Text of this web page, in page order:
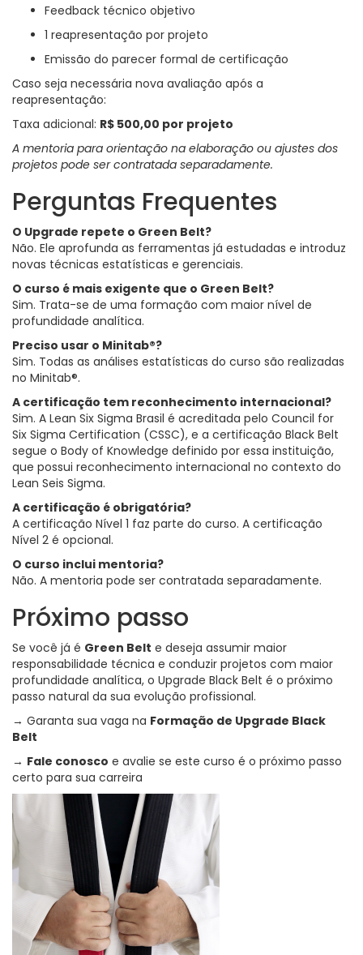
Feedback técnico objetivo
1 reapresentação por projeto
Emissão do parecer formal de certificação
Caso seja necessária nova avaliação após a
reapresentação:
Taxa adicional: R$ 500,00 por projeto
A mentoria para orientação na elaboração ou ajustes dos
projetos pode ser contratada separadamente.
Perguntas Frequentes
O Upgrade repete o Green Belt?
Não. Ele aprofunda as ferramentas já estudadas e introduz
novas técnicas estatísticas e gerenciais.
O curso é mais exigente que o Green Belt?
Sim. Trata-se de uma formação com maior nível de
profundidade analítica.
Preciso usar o Minitab®?
Sim. Todas as análises estatísticas do curso são realizadas
no Minitab®.
A certificação tem reconhecimento internacional?
Sim. A Lean Six Sigma Brasil é acreditada pelo Council for
Six Sigma Certification (CSSC), e a certificação Black Belt
segue o Body of Knowledge definido por essa instituição,
que possui reconhecimento internacional no contexto do
Lean Seis Sigma.
A certificação é obrigatória?
A certificação Nível 1 faz parte do curso. A certificação
Nível 2 é opcional.
O curso inclui mentoria?
Não. A mentoria pode ser contratada separadamente.
Próximo passo
Se você já é Green Belt e deseja assumir maior
responsabilidade técnica e conduzir projetos com maior
profundidade analítica, o Upgrade Black Belt é o próximo
passo natural da sua evolução profissional.
→ Garanta sua vaga na Formação de Upgrade Black
Belt
→ Fale conosco e avalie se este curso é o próximo passo
certo para sua carreira